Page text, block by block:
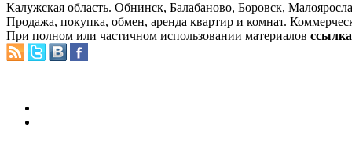
Калужская область. Обнинск, Балабаново, Боровск,
Продажа, покупка, обмен, аренда квартир и комнат.
При полном или частичном использовании материалов